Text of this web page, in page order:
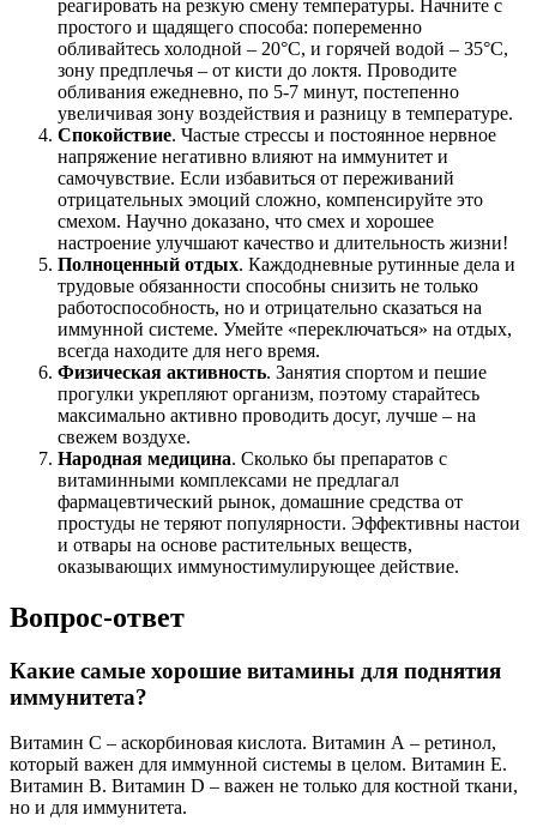
реагировать на резкую смену температуры. Начните с
простого и щадящего способа: попеременно
обливайтесь холодной – 20°С, и горячей водой – 35°С,
зону предплечья – от кисти до локтя. Проводите
обливания ежедневно, по 5-7 минут, постепенно
увеличивая зону воздействия и разницу в температуре.
Спокойствие. Частые стрессы и постоянное нервное
напряжение негативно влияют на иммунитет и
самочувствие. Если избавиться от переживаний
отрицательных эмоций сложно, компенсируйте это
смехом. Научно доказано, что смех и хорошее
настроение улучшают качество и длительность жизни!
Полноценный отдых. Каждодневные рутинные дела и
трудовые обязанности способны снизить не только
работоспособность, но и отрицательно сказаться на
иммунной системе. Умейте «переключаться» на отдых,
всегда находите для него время.
Физическая активность. Занятия спортом и пешие
прогулки укрепляют организм, поэтому старайтесь
максимально активно проводить досуг, лучше ‒ на
свежем воздухе.
Народная медицина. Сколько бы препаратов с
витаминными комплексами не предлагал
фармацевтический рынок, домашние средства от
простуды не теряют популярности. Эффективны настои
и отвары на основе растительных веществ,
оказывающих иммуностимулирующее действие.
Вопрос-ответ
Какие самые хорошие витамины для поднятия
иммунитета?
Витамин С – аскорбиновая кислота. Витамин А – ретинол,
который важен для иммунной системы в целом. Витамин Е.
Витамин В. Витамин D – важен не только для костной ткани,
но и для иммунитета.